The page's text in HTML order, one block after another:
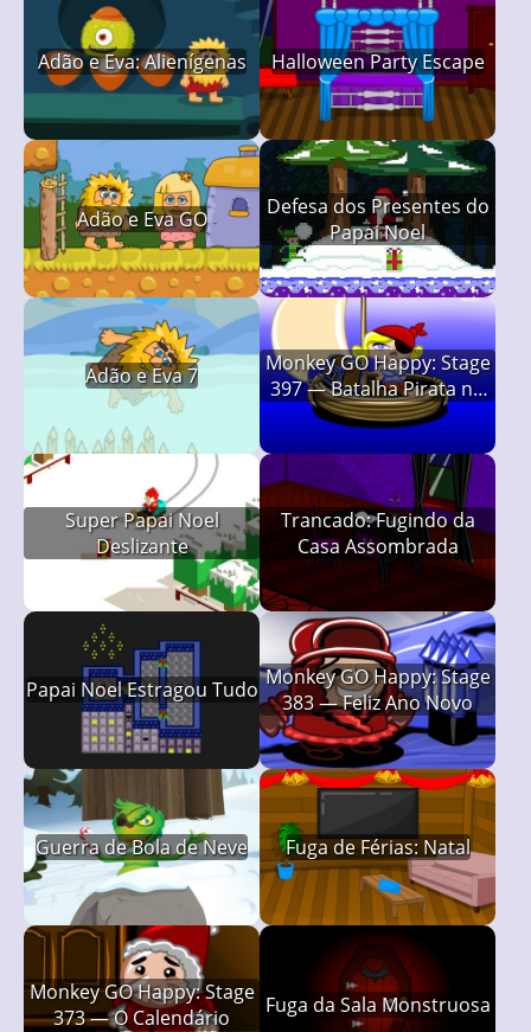
Adão e Eva: Alienígenas Halloween Party Escape
Adão e Eva GO
Defesa dos Presentes do
Papai Noel
Adão e Eva 7
Monkey GO Happy: Stage
397 — Batalha Pirata no
Dia dos Namorados
Super Papai Noel
Deslizante
Trancado: Fugindo da
Casa Assombrada
Papai Noel Estragou Tudo Monkey GO Happy: Stage
383 — Feliz Ano Novo
Guerra de Bola de Neve Fuga de Férias: Natal
Monkey GO Happy: Stage
373 — O Calendário
Fuga da Sala Monstruosa